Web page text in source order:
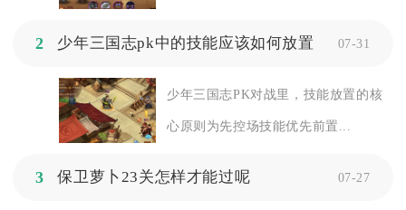
2 少年三国志pk中的技能应该如何放置 07-31
少年三国志PK对战里，技能放置的核
心原则为先控场技能优先前置...
3 保卫萝卜23关怎样才能过呢 07-27